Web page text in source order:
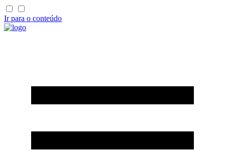
Ir para o conteúdo